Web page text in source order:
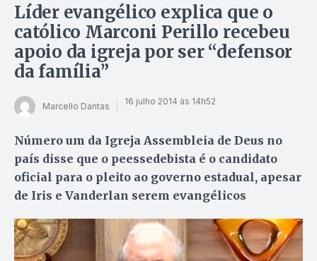
Líder evangélico explica que o
católico Marconi Perillo recebeu
apoio da igreja por ser “defensor
da família”
Marcello Dantas 16 julho 2014 às 14h52
Número um da Igreja Assembleia de Deus no
país disse que o peessedebista é o candidato
oficial para o pleito ao governo estadual, apesar
de Iris e Vanderlan serem evangélicos